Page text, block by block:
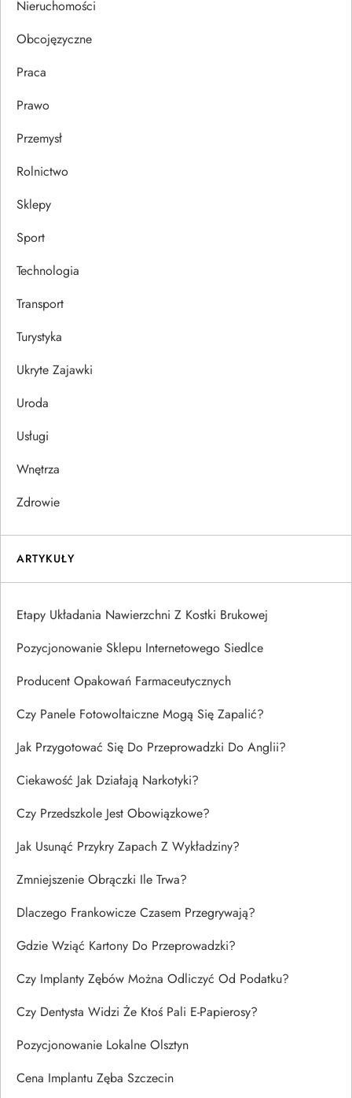
uNieruchomości
Obcojęzyczne
Praca
Prawo
Przemysł
Rolnictwo
Sklepy
Sport
Technologia
Transport
Turystyka
Ukryte Zajawki
Uroda
Usługi
Wnętrza
Zdrowie
ARTYKUŁY
Etapy Układania Nawierzchni Z Kostki Brukowej
Pozycjonowanie Sklepu Internetowego Siedlce
Producent Opakowań Farmaceutycznych
Czy Panele Fotowoltaiczne Mogą Się Zapalić?
Jak Przygotować Się Do Przeprowadzki Do Anglii?
Ciekawość Jak Działają Narkotyki?
Czy Przedszkole Jest Obowiązkowe?
Jak Usunąć Przykry Zapach Z Wykładziny?
Zmniejszenie Obrączki Ile Trwa?
Dlaczego Frankowicze Czasem Przegrywają?
Gdzie Wziąć Kartony Do Przeprowadzki?
Czy Implanty Zębów Można Odliczyć Od Podatku?
Czy Dentysta Widzi Że Ktoś Pali E-Papierosy?
Pozycjonowanie Lokalne Olsztyn
Cena Implantu Zęba Szczecin